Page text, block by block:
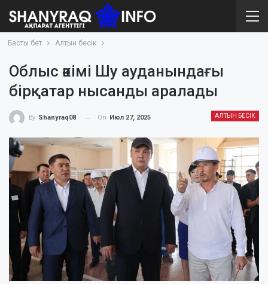
Басты бет Алтын бесік
Облыс әкімі Шу ауданындағы
бірқатар нысанды аралады
АЛТЫН БЕСІК
By Shanyraq08 On Июл 27, 2025